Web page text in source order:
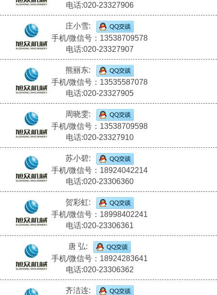
电话:020-23327906
庄小雪:
手机/微信号：13538709578
电话:020-23327907
熊丽东:
手机/微信号：13535587078
电话:020-23327905
周晓雯:
手机/微信号：13538709598
电话:020-23327910
苏小碧:
手机/微信号：18924042214
电话:020-23306360
贺彩虹:
手机/微信号：18998402241
电话:020-23306361
唐 弘:
手机/微信号：18924283641
电话:020-23306362
齐洁连: